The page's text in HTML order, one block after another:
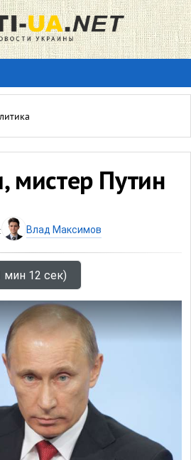
мистер Путин
Влад Максимов
мин 12 сек)